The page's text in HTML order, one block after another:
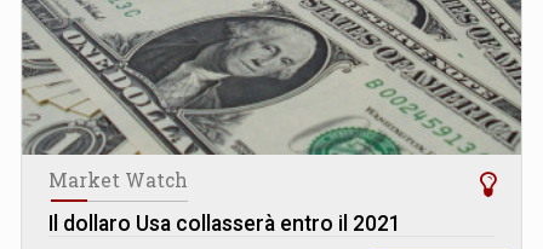
Market Watch
Il dollaro Usa collasserà entro il 2021